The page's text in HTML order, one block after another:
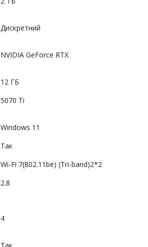
Дискретний
NVIDIA GeForce RTX
12 ГБ
5070 Ti
Windows 11
Так
Wi-Fi 7(802.11be) (Tri-band)2*2
2.8
4